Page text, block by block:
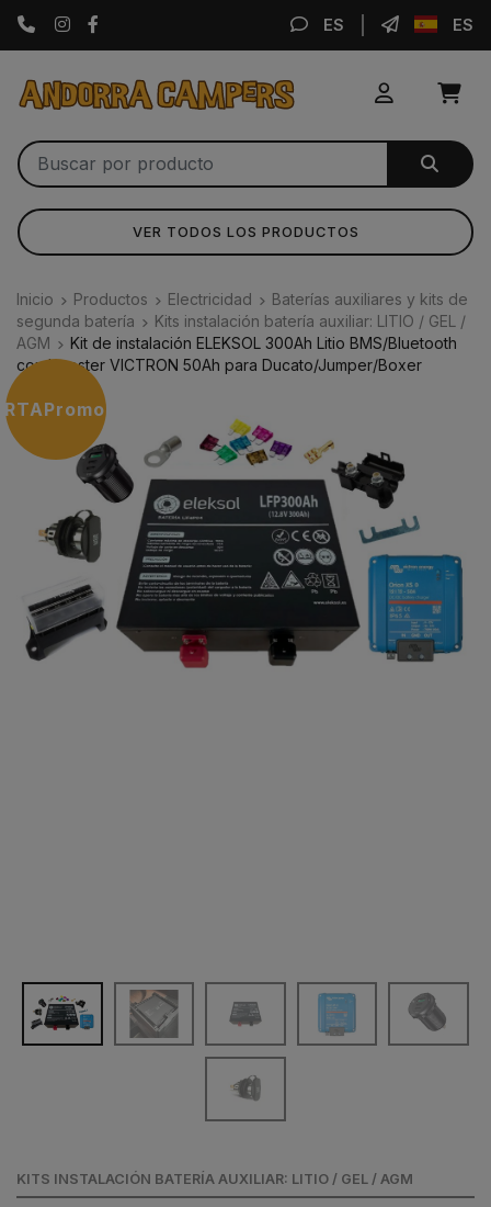
Instagram ES ES
VER TODOS LOS PRODUCTOS
Inicio Productos Electricidad
Baterías auxiliares y kits de
segunda batería
Kits instalación batería auxiliar: LITIO / GEL /
AGM
Kit de instalación ELEKSOL 300Ah Litio BMS/Bluetooth
con booster VICTRON 50Ah para Ducato/Jumper/Boxer
Promoción
KITS INSTALACIÓN BATERÍA AUXILIAR: LITIO / GEL / AGM